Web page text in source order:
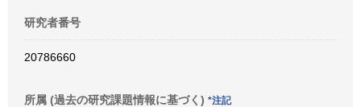
研究者番号
20786660
所属 (過去の研究課題情報に基づく) *注記